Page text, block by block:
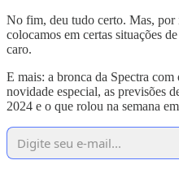
No fim, deu tudo certo. Mas,
colocamos em certas situações
caro.
E mais: a bronca da Spectra
novidade especial, as previsões
2024 e o que rolou na semana